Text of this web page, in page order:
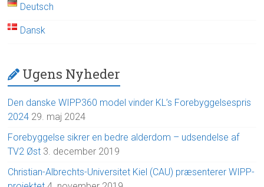
Deutsch
Dansk
Ugens Nyheder
Den danske WIPP360 model vinder KL’s Forebyggelsespris
2024 29. maj 2024
Forebyggelse sikrer en bedre alderdom – udsendelse af
TV2 Øst 3. december 2019
Christian-Albrechts-Universitet Kiel (CAU) præsenterer WIPP-